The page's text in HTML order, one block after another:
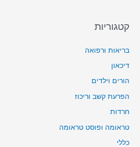
קטגוריות
בריאות ורפואה
דיכאון
הורים וילדים
הפרעת קשב וריכוז
חרדות
טראומה ופוסט טראומה
כללי